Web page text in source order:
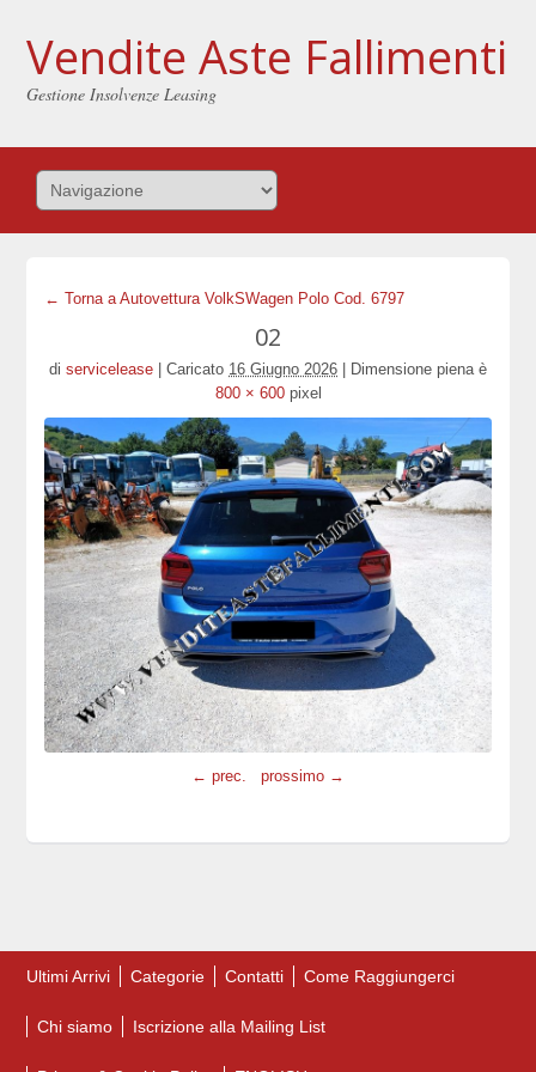
Vendite Aste Fallimenti
Gestione Insolvenze Leasing
← Torna a Autovettura VolkSWagen Polo Cod. 6797
02
di servicelease Caricato 16 Giugno 2026
Dimensione piena è
800 × 600pixel
← prec. prossimo →
Ultimi Arrivi Categorie Contatti Come Raggiungerci
Chi siamo Iscrizione alla Mailing List